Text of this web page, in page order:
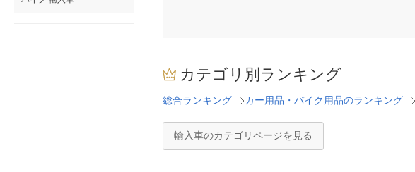
カテゴリ別ランキング
総合ランキング カー用品・バイク用品のランキング
輸入車のカテゴリページを見る